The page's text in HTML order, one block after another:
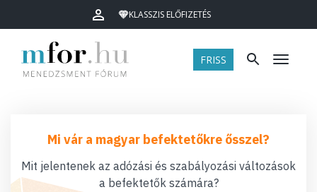
KLASSZIS ELŐFIZETÉS
FRISS Menü
Mi vár a magyar befektetőkre ősszel?
Mit jelentenek az adózási és szabályozási változások
a befektetők számára?